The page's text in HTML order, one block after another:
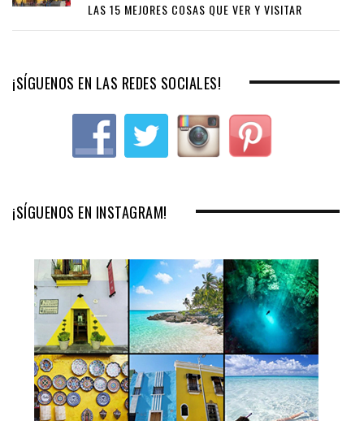
LAS 15 MEJORES COSAS QUE VER Y VISITAR
¡SÍGUENOS EN LAS REDES SOCIALES!
¡SÍGUENOS EN INSTAGRAM!